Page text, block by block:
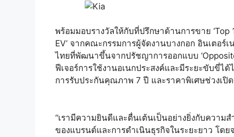
พร้อมมอบรางวัลให้กับที่ปรึกษาด้านการขาย ‘Top
EV’ จากคณะกรรมการผู้จัดงานบางกอก อินเตอ
ไทยที่พัฒนาขึ้นจากปรัชญาการออกแบบ
ฟีเจอร์การใช้งานอเนกประสงค์และมีระยะขับขี่ไ
การรับประกันคุณภาพ 7 ปี และราคาพิเศษช่วงเปิ
“เรามีความยินดีและตื่นเต้นเป็นอย่างยิ่งกับความ
ของแบรนด์และการดำเนินธุรกิจในระยะยาว โด